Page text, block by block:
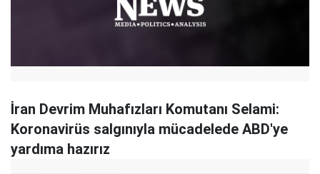
İran Devrim Muhafızları Komutanı Selami:
Koronavirüs salgınıyla mücadelede ABD'ye
yardıma hazırız